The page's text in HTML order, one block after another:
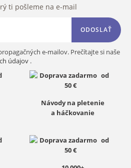
ti pošleme na e-mail
ODOSLAŤ
e-mailov. Prečítajte si naše
údajov .
Návody na pletenie
a háčkovanie